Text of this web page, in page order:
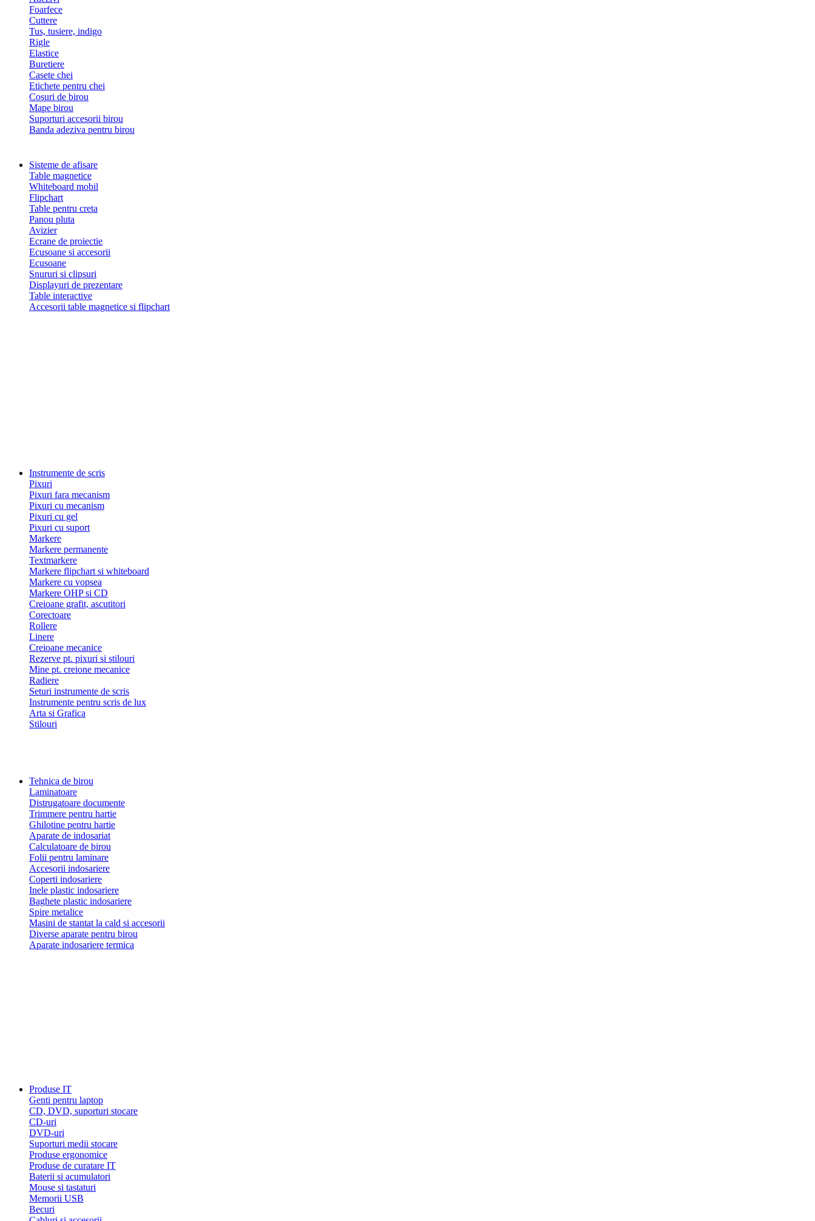
Foarfece
Cuttere
Tus, tusiere, indigo
Rigle
Elastice
Buretiere
Casete chei
Etichete pentru chei
Cosuri de birou
Mape birou
Suporturi accesorii birou
Banda adeziva pentru birou
Sisteme de afisare
Table magnetice
Whiteboard mobil
Flipchart
Table pentru creta
Panou pluta
Avizier
Ecrane de proiectie
Ecusoane si accesorii
Ecusoane
Snururi si clipsuri
Displayuri de prezentare
Table interactive
Accesorii table magnetice si flipchart
Instrumente de scris
Pixuri
Pixuri fara mecanism
Pixuri cu mecanism
Pixuri cu gel
Pixuri cu suport
Markere
Markere permanente
Textmarkere
Markere flipchart si whiteboard
Markere cu vopsea
Markere OHP si CD
Creioane grafit, ascutitori
Corectoare
Rollere
Linere
Creioane mecanice
Rezerve pt. pixuri si stilouri
Mine pt. creione mecanice
Radiere
Seturi instrumente de scris
Instrumente pentru scris de lux
Arta si Grafica
Stilouri
Tehnica de birou
Laminatoare
Distrugatoare documente
Trimmere pentru hartie
Ghilotine pentru hartie
Aparate de indosariat
Calculatoare de birou
Folii pentru laminare
Accesorii indosariere
Coperti indosariere
Inele plastic indosariere
Baghete plastic indosariere
Spire metalice
Masini de stantat la cald si accesorii
Diverse aparate pentru birou
Aparate indosariere termica
Produse IT
Genti pentru laptop
CD, DVD, suporturi stocare
CD-uri
DVD-uri
Suporturi medii stocare
Produse ergonomice
Produse de curatare IT
Baterii si acumulatori
Mouse si tastaturi
Memorii USB
Becuri